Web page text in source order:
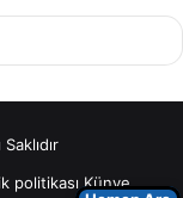
politikası Künye